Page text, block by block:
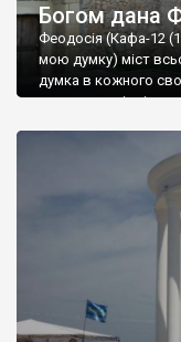
Богом дана
Феодосія (Кафа-12
мою думку) міст
думка в кожного
запрошую відвідати